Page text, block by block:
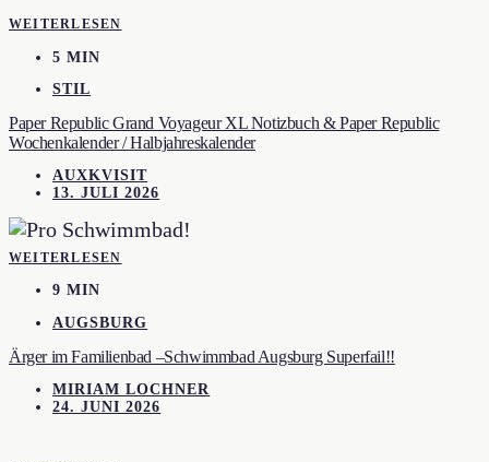
WEITERLESEN
5 MIN
STIL
Paper Republic Grand Voyageur XL Notizbuch & Paper Republic
Wochenkalender / Halbjahreskalender
AUXKVISIT
13. JULI 2026
WEITERLESEN
9 MIN
AUGSBURG
Ärger im Familienbad –Schwimmbad Augsburg Superfail!!
MIRIAM LOCHNER
24. JUNI 2026